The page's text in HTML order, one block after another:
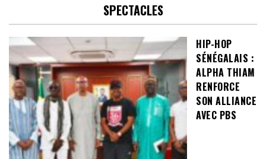
SPECTACLES
HIP-HOP
SÉNÉGALAIS :
ALPHA THIAM
RENFORCE
SON ALLIANCE
AVEC PBS